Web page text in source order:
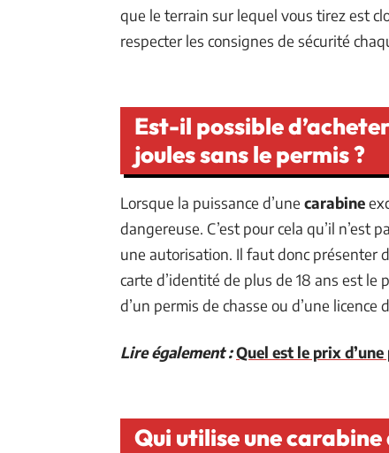
que le terrain sur lequel vous tirez est
respecter les consignes de sécurité
Est-il possible
joules sans le permis ?
Lorsque la puissance d’une carabine
dangereuse. C’est pour cela qu’il n’est
une autorisation. Il faut donc présenter
carte d’identité de plus de 18 ans est
d’un permis de chasse ou d’une
Lire également :Quel est le prix
Qui utilise une carabine